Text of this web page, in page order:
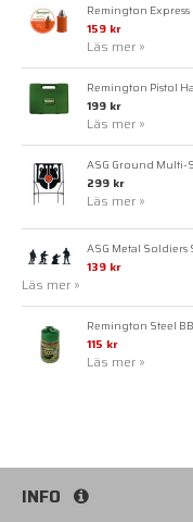
Remington Express
159 kr
Läs mer »
Remington Pistol
199 kr
Läs mer »
ASG Ground Multi-
299 kr
Läs mer »
ASG Metal Soldiers
139 kr
Läs mer »
Remington Steel
115 kr
Läs mer »
INFO